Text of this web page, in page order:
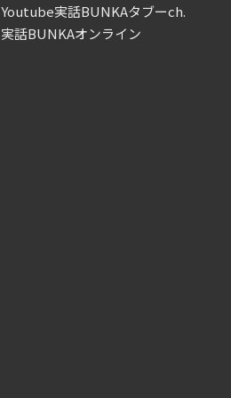
Youtube実話BUNKAタブーch.
実話BUNKAオンライン